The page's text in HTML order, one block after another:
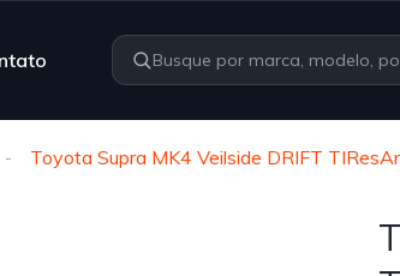
Toyota Supra MK4 Veilside DRIFT